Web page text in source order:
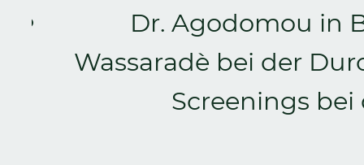
Dr. Agodomou in
Wassaradè bei der
Screenings bei